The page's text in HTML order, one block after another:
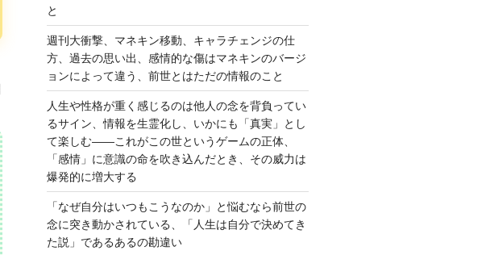
と
週刊大衝撃、マネキン移動、キャラチェンジの仕
方、過去の思い出、感情的な傷はマネキンのバージ
ョンによって違う、前世とはただの情報のこと
人生や性格が重く感じるのは他人の念を背負ってい
るサイン、情報を生霊化し、いかにも「真実」とし
て楽しむ――これがこの世というゲームの正体、
「感情」に意識の命を吹き込んだとき、その威力は
爆発的に増大する
「なぜ自分はいつもこうなのか」と悩むなら前世の
念に突き動かされている、「人生は自分で決めてき
た説」であるあるの勘違い